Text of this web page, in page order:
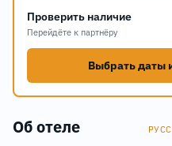
Проверить наличие
Перейдёте к партнёру
Выбрать даты
Об отеле